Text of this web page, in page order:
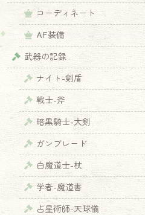
コーディネート
AF装備
武器の記録
ナイト-剣盾
戦士-斧
暗黒騎士-大剣
ガンブレード
白魔道士-杖
学者-魔道書
占星術師-天球儀